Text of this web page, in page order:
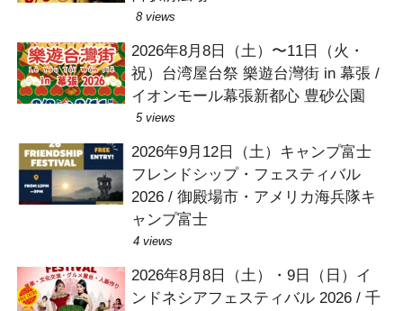
8 views
2026年8月8日（土）〜11日（火・
祝）台湾屋台祭 樂遊台灣街 in 幕張 /
イオンモール幕張新都心 豊砂公園
5 views
2026年9月12日（土）キャンプ富士
フレンドシップ・フェスティバル
2026 / 御殿場市・アメリカ海兵隊キ
ャンプ富士
4 views
2026年8月8日（土）・9日（日）イ
ンドネシアフェスティバル 2026 / 千